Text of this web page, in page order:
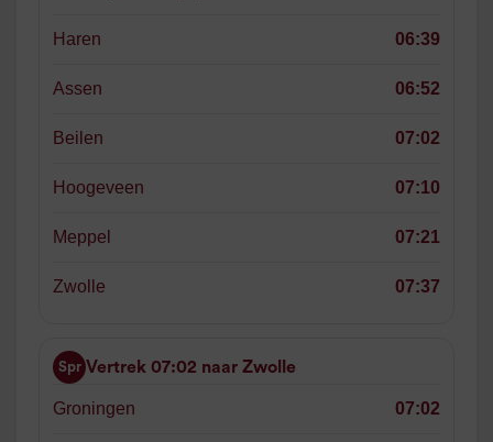
Haren 06:39
Assen 06:52
Beilen 07:02
Hoogeveen 07:10
Meppel 07:21
Zwolle 07:37
Spr Vertrek 07:02 naar Zwolle
Groningen 07:02